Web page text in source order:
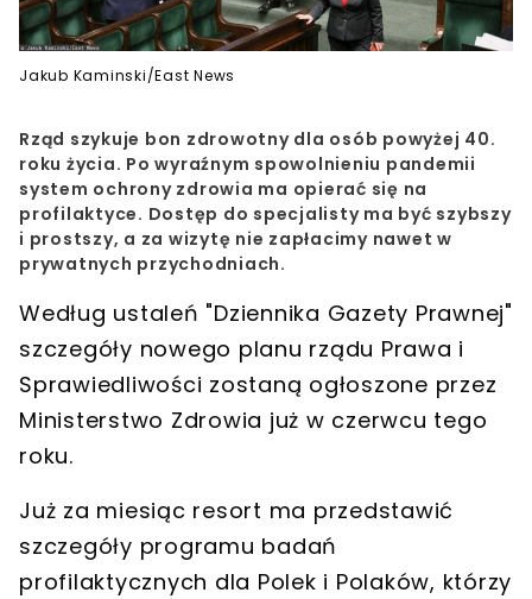
Jakub Kaminski/East News
Rząd szykuje bon zdrowotny dla osób powyżej 40.
roku życia. Po wyraźnym spowolnieniu pandemii
system ochrony zdrowia ma opierać się na
profilaktyce. Dostęp do specjalisty ma być szybszy
i prostszy, a za wizytę nie zapłacimy nawet w
prywatnych przychodniach.
Według ustaleń "Dziennika Gazety Prawnej"
szczegóły nowego planu rządu Prawa i
Sprawiedliwości zostaną ogłoszone przez
Ministerstwo Zdrowia już w czerwcu tego
roku.
Już za miesiąc resort ma przedstawić
szczegóły programu badań
profilaktycznych dla Polek i Polaków, którzy